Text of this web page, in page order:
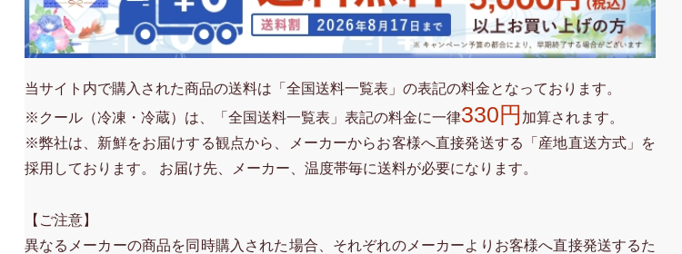
当サイト内で購入された商品の送料は「全国送料一覧表」の表記の料金となっております。
※クール（冷凍・冷蔵）は、「全国送料一覧表」表記の料金に一律330円 加算されます。
※弊社は、新鮮をお届けする観点から、メーカーからお客様へ直接発送する「産地直送方式」を
採用しております。 お届け先、メーカー、温度帯毎に送料が必要になります。
【ご注意】
異なるメーカーの商品を同時購入された場合、それぞれのメーカーよりお客様へ直接発送するた